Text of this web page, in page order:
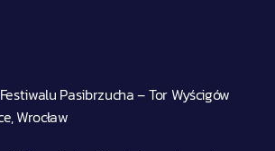
Pasibrzucha – Tor Wyścigów
Wrocław